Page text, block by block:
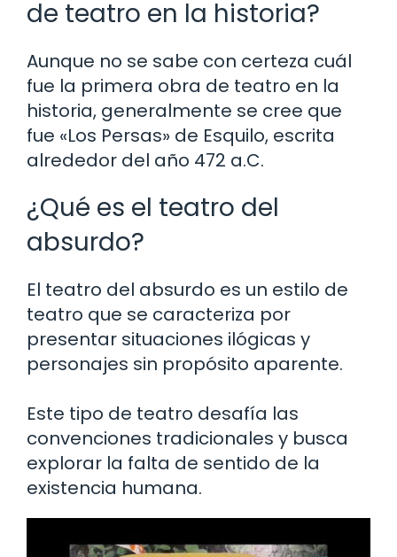
de teatro en la historia?
Aunque no se sabe con certeza cuál
fue la primera obra de teatro en la
historia, generalmente se cree que
fue «Los Persas» de Esquilo, escrita
alrededor del año 472 a.C.
¿Qué es el teatro del
absurdo?
El teatro del absurdo es un estilo de
teatro que se caracteriza por
presentar situaciones ilógicas y
personajes sin propósito aparente.
Este tipo de teatro desafía las
convenciones tradicionales y busca
explorar la falta de sentido de la
existencia humana.